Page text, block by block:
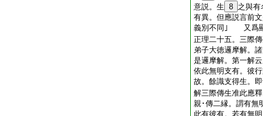
意説。生 8 之與有
有異。但應説言前
義別不同｣ 又爲顯
正理二十五。三際
弟子大徳邏摩解。
是邏摩解。第一解
依此無明支有。彼
故。餘識支得生。
解三際傳生准此應
親･傳二縁。謂有無
此有彼有。若有無